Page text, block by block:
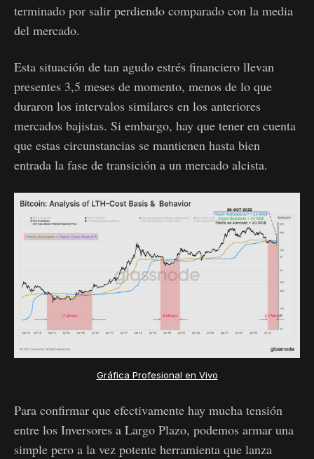
terminado por salir perdiendo comparado con la media
del mercado.
Esta situación de tan agudo estrés financiero llevan
presentes 3,5 meses de momento, menos de lo que
duraron los intervalos similares en los anteriores
mercados bajistas. Si embargo, hay que tener en cuenta
que estas circunstancias se mantienen hasta bien
entrada la fase de transición a un mercado alcista.
Gráfica Profesional en Vivo
Para confirmar que efectivamente hay mucha tensión
entre los Inversores a Largo Plazo, podemos armar una
simple pero a la vez potente herramienta que lanza